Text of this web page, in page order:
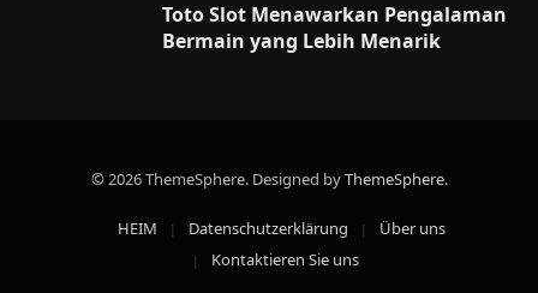
Toto Slot Menawarkan Pengalaman
Bermain yang Lebih Menarik
© 2026 ThemeSphere. Designed byThemeSphere.
HEIM Datenschutzerklärung
Über uns
Kontaktieren Sie uns